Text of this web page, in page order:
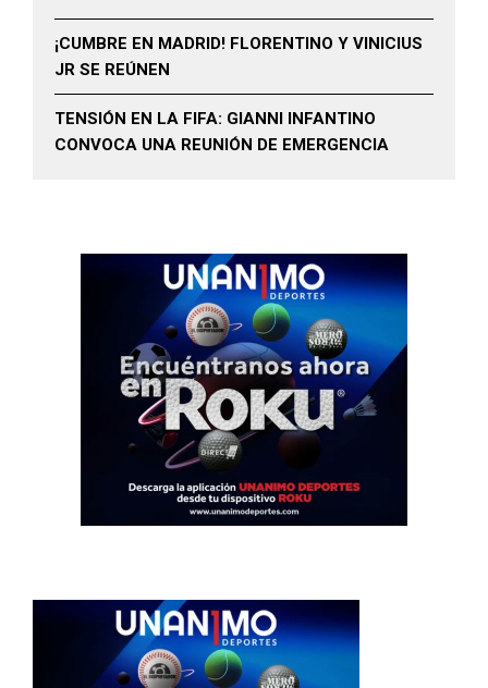
¡CUMBRE EN MADRID! FLORENTINO Y VINICIUS
JR SE REÚNEN
TENSIÓN EN LA FIFA: GIANNI INFANTINO
CONVOCA UNA REUNIÓN DE EMERGENCIA